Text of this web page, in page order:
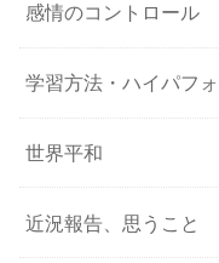
感情のコントロール
学習方法・ハイパフ
世界平和
近況報告、思うこと